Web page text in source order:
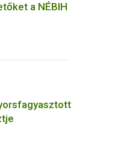
a NÉBIH